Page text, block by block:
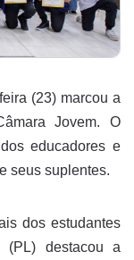
(23) marcou a
Jovem. O
educadores e
seus suplentes.
dos estudantes
(PL) destacou a